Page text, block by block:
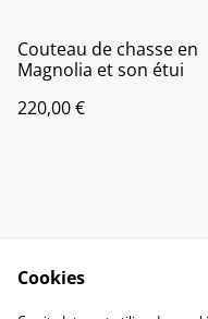
Couteau de chasse en
Magnolia et son étui
220,00 €
Contact
Cookies